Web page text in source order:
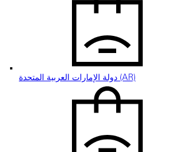
دولة الإمارات العربية المتحدة (AR)